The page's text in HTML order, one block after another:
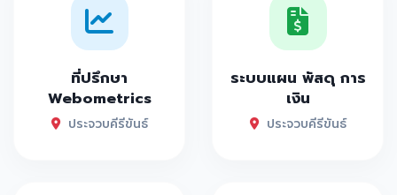
ที่ปรึกษา
Webometrics
ประจวบคีรีขันธ์
ระบบแผน พัสดุ การ
เงิน
ประจวบคีรีขันธ์